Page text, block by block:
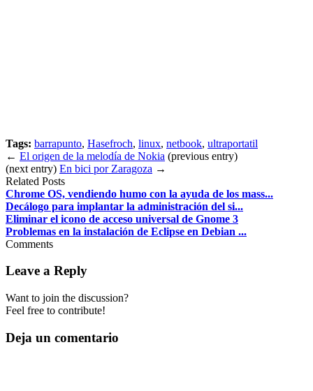
Tags: barrapunto, Hasefroch, linux, netbook, ultraportatil
← El origen de la melodía de Nokia (previous entry)
(next entry) En bici por Zaragoza →
Related Posts
Chrome OS, vendiendo humo con la ayuda de los mass...
Decálogo para implantar la administración del si...
Eliminar el icono de acceso universal de Gnome 3
Problemas en la instalación de Eclipse en Debian ...
Comments
Leave a Reply
Want to join the discussion?
Feel free to contribute!
Deja un comentario